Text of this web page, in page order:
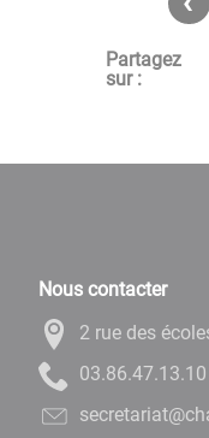
Partagez
sur :
Nous contacter
2 rue des
01.31.74.68.30